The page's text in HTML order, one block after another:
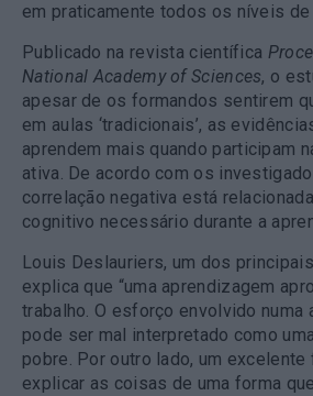
em praticamente todos os níveis de
Publicado na revista científica
National Academy of Sciences, o
apesar de os formandos sentirem
em aulas ‘tradicionais’, as
aprendem mais quando participam
ativa. De acordo com os
correlação negativa está
cognitivo necessário durante a
Louis Deslauriers, um dos
explica que “uma aprendizagem
trabalho. O esforço envolvido numa
pode ser mal interpretado como
pobre. Por outro lado, um excelente
explicar as coisas de uma forma